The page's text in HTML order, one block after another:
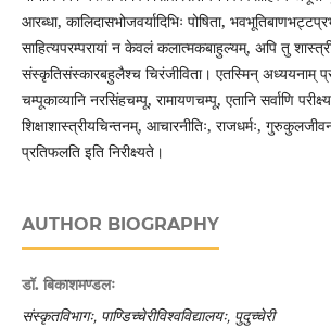
आरब्धा, कालिदासभोजवर्यादिभिः पोषिता,
साहित्यपरम्परायां न केवलं कलात्मकबाहुल्यम्, अपि तु
संस्कृतिसंस्कारबहुलैश्च चिरंजीविता। एतस्मिन् अध्ययनाम्
चम्पूकाव्यानि नरसिंहचम्पू, रामायणचम्पू, एतानि सर्वाणि
शिक्षाशास्त्रीयचिन्तनम्, आचारनीतिः, राजधर्मः,
प्रतिफलति इति निरीक्ष्यते।
AUTHOR BIOGRAPHY
डॉ. बिकाशमण्डलः
संस्कृतविभागः, पाण्डिच्चेरीविश्वविद्यालयः, पुदुच्चेरी